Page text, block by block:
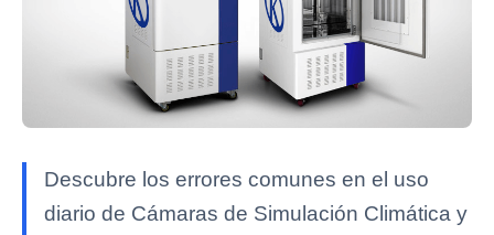
Descubre los errores comunes en el uso
diario de Cámaras de Simulación Climática y